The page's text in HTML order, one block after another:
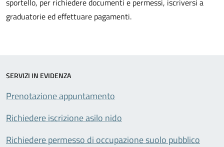
sportello, per richiedere documenti e permessi, iscriversi a
graduatorie ed effettuare pagamenti.
SERVIZI IN EVIDENZA
Prenotazione appuntamento
Richiedere iscrizione asilo nido
Richiedere permesso di occupazione suolo pubblico